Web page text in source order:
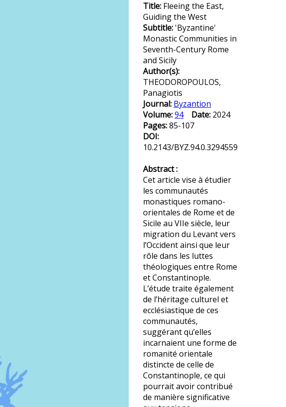
Title: Fleeing the East,
Guiding the West
Subtitle: 'Byzantine'
Monastic Communities in
Seventh-Century Rome
and Sicily
Author(s):
THEODOROPOULOS,
Panagiotis
Journal: Byzantion
Volume:94 Date: 2024
Pages:85-107
DOI:
10.2143/BYZ.94.0.3294559
Abstract :
Cet article vise à étudier
les communautés
monastiques romano-
orientales de Rome et de
Sicile au VIIe siècle, leur
migration du Levant vers
l’Occident ainsi que leur
rôle dans les luttes
théologiques entre Rome
et Constantinople.
L’étude traite également
de l’héritage culturel et
ecclésiastique de ces
communautés,
suggérant qu’elles
incarnaient une forme de
romanité orientale
distincte de celle de
Constantinople, ce qui
pourrait avoir contribué
de manière significative